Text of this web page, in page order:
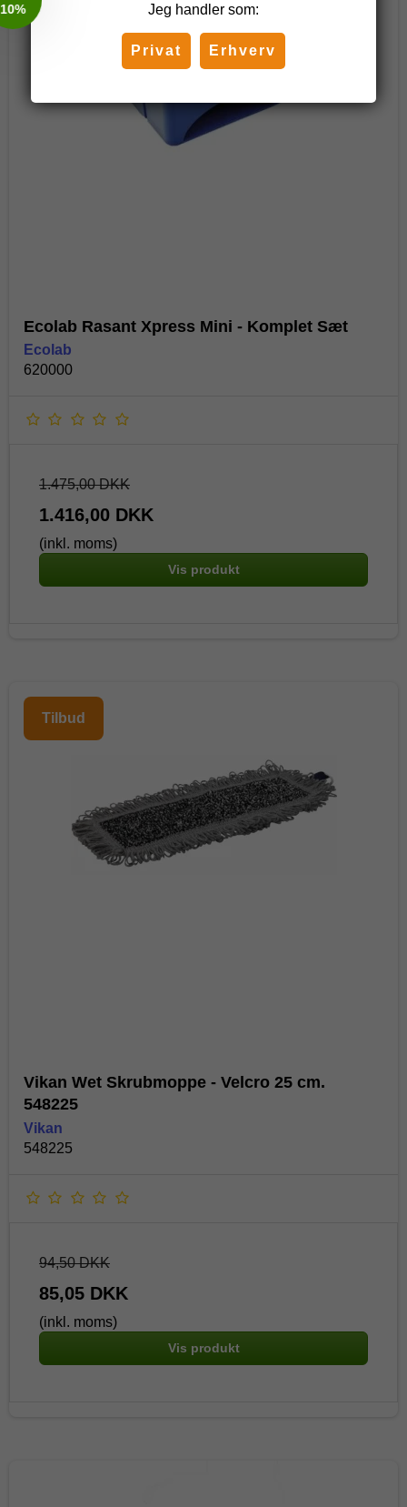
Ecolab Rasant Xpress Mini - Komplet Sæt
Ecolab
620000
1.475,00 DKK
1.416,00 DKK
(inkl. moms)
Vis produkt
Tilbud
Vikan Wet Skrubmoppe - Velcro 25 cm.
548225
Vikan
548225
94,50 DKK
85,05 DKK
(inkl. moms)
Vis produkt
Jeg handler som:
Privat Erhverv